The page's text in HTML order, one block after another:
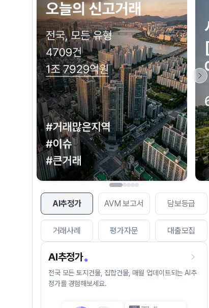
AI추정가 AVM 보고서 담보등급
거래사례 평가자문 대출모집
AI추정가
전국 모든 토지건물, 집합건물, 매월 업데이트되는 AI추
정가를 경험해보세요.